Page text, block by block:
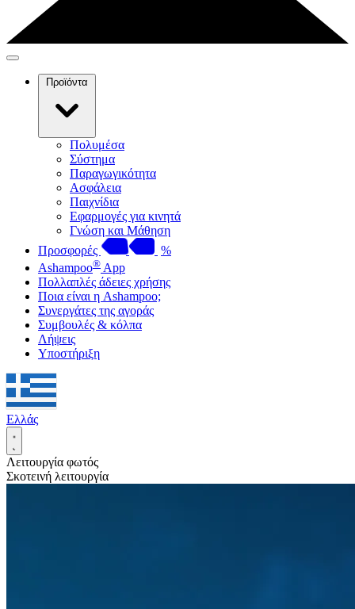
Προϊόντα
Πολυμέσα
Σύστημα
Παραγωγικότητα
Ασφάλεια
Παιχνίδια
Εφαρμογές για κινητά
Γνώση και Μάθηση
Προσφορές
%
Ashampoo® App
Πολλαπλές άδειες χρήσης
Ποια είναι η Ashampoo;
Συνεργάτες της αγοράς
Συμβουλές & κόλπα
Λήψεις
Υποστήριξη
Ελλάς
Λειτουργία φωτός
Σκοτεινή λειτουργία